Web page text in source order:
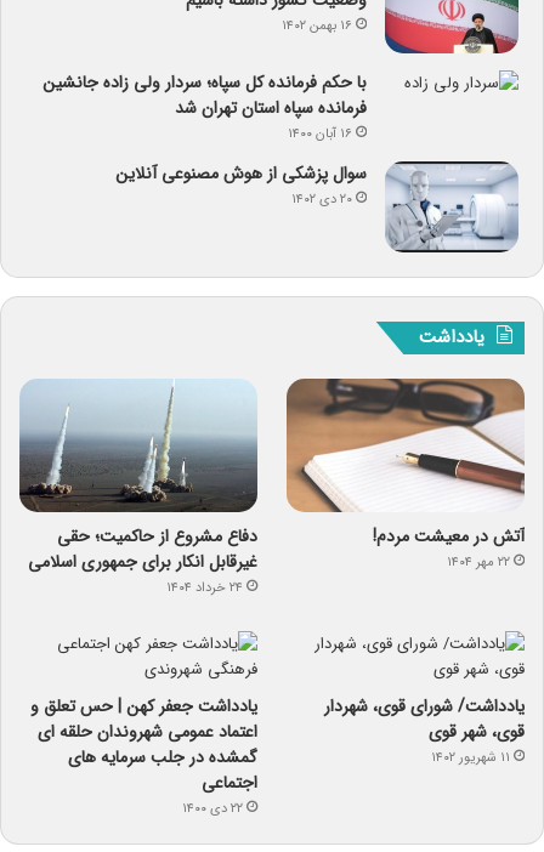
۱۶ بهمن ۱۴۰۲
با حکم فرمانده کل سپاه؛ سردار ولی زاده جانشین
فرمانده سپاه استان تهران شد
۱۶ آبان ۱۴۰۰
سوال پزشکی از هوش مصنوعی آنلاین
۲۰ دی ۱۴۰۲
یادداشت
آتش در معیشت مردم!
۲۲ مهر ۱۴۰۴
دفاع مشروع از حاکمیت؛ حقی
غیرقابل انکار برای جمهوری اسلامی
۲۴ خرداد ۱۴۰۴
یادداشت/ شورای قوی، شهردار
قوی، شهر قوی
۱۱ شهریور ۱۴۰۲
یادداشت جعفر کهن | حس تعلق و
اعتماد عمومی شهروندان حلقه ای
گمشده در جلب سرمایه های
اجتماعی
۲۲ دی ۱۴۰۰